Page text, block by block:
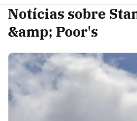
Notícias sobre
&amp; Poor's